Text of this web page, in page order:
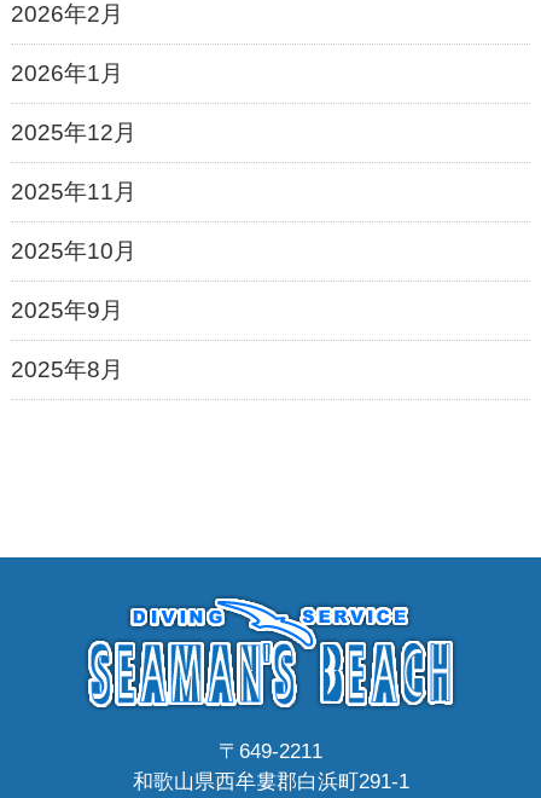
2026年2月
2026年1月
2025年12月
2025年11月
2025年10月
2025年9月
2025年8月
〒649-2211
和歌山県西牟婁郡白浜町291-1